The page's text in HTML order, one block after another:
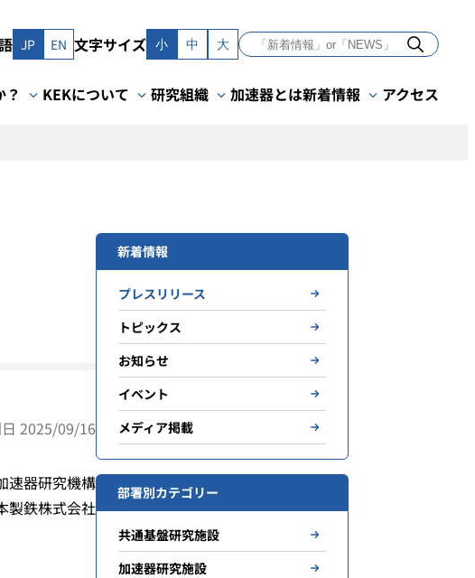
JP EN 文字サイズ 小 中 大
KEKについて 研究組織 加速器とは新着情報 アクセス
2025/09/16
速器研究機構
製鉄株式会社
新着情報
プレスリリース
トピックス
お知らせ
イベント
メディア掲載
部署別カテゴリー
共通基盤研究施設
加速器研究施設